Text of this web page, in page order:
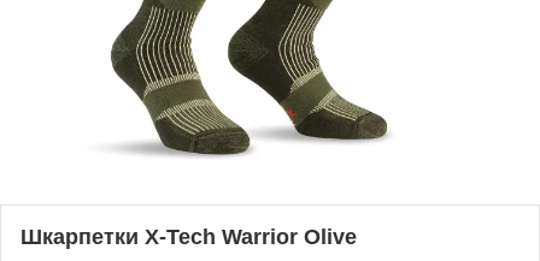
Шкарпетки X-Tech Warrior Olive